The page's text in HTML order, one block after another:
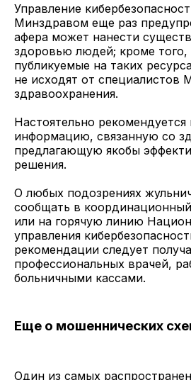
Управление
Минздравом еще раз
афера может нанести
здоровью людей; кроме того,
публикуемые на таких
не исходят от специалистов
здравоохранения.
Настоятельно
информацию, связанную со
предлагающую якобы
решения.
О любых подозрениях
сообщать в
или на горячую линию
управления
рекомендации следует
профессиональных врачей,
больничными кассами.
Еще о мошеннических
Один из самых